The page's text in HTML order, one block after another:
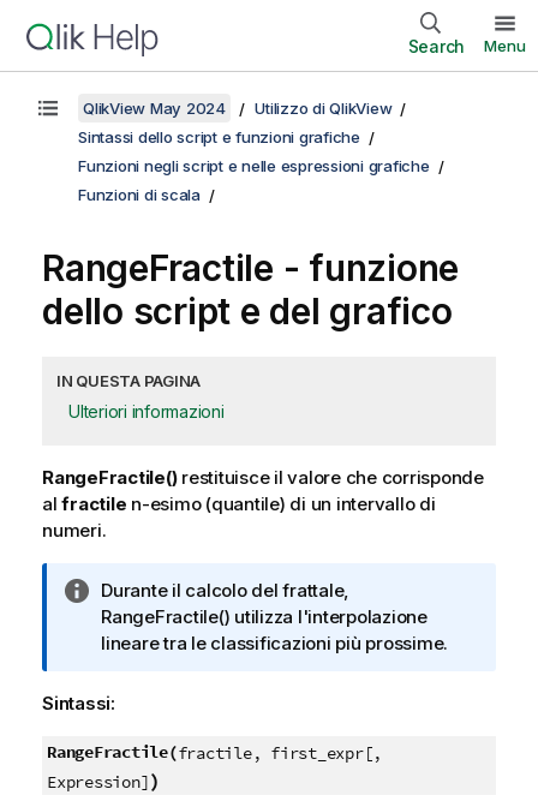
Search Menu
QlikView May 2024
Utilizzo di QlikView
Sintassi dello script e funzioni grafiche
Funzioni negli script e nelle espressioni grafiche
Funzioni di scala
RangeFractile - funzione
dello script e del grafico
IN QUESTA PAGINA
Ulteriori informazioni
RangeFractile()restituisce il valore che corrisponde
alfractile n-esimo (quantile) di un intervallo di
numeri.
N
o
t
i
f
o
Durante il calcolo del frattale,
RangeFractile() utilizza l'interpolazione
lineare tra le classificazioni più prossime.
Sintassi:
RangeFractile(fractile, first_expr[,
Expression])